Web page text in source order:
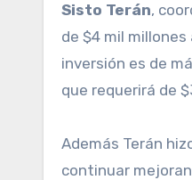
Sisto Terán,
de $4 mil
inversión es de
que requerirá de
Además Terán
continuar